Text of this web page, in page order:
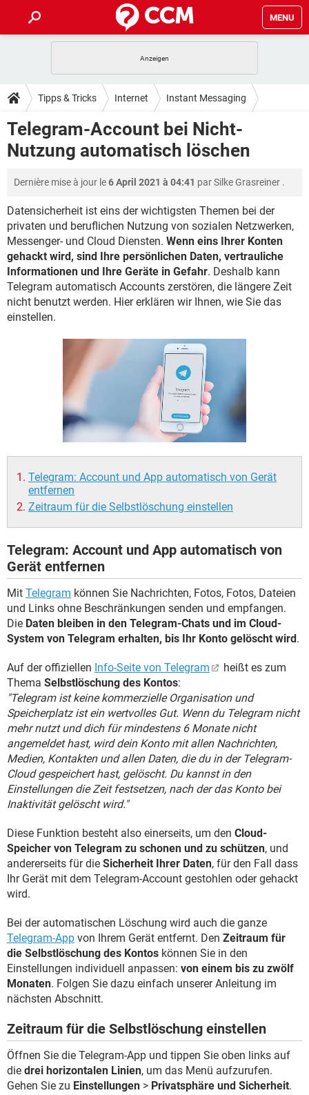
MENU
ANDROID IOS
WINDOWS 10 INSTAGRAM
WHATSAPP TIKTOK
TIPPS & TRICKS
SPIELE
ANDROID IOS
WHATSAPP TIKTOK
FACEBOOK HARDWARE
DOWNLOADS
SPIELE STREAMING
WHATSAPP TIKTOK
FACEBOOK HARDWARE
FORUM
SPIELE STREAMING
ANDROID IOS
WINDOWS 10 INSTAGRAM
WHATSAPP TIKTOK
FACEBOOK HARDWARE
SPIELE STREAMING
ANDROID IOS
WINDOWS 10 INSTAGRAM
WHATSAPP TIKTOK
FACEBOOK
Tipps & Tricks Internet Instant Messaging
Telegram-Account bei Nicht-
Nutzung automatisch löschen
Dernière mise à jour le6 April 2021 à 04:41 parSilke Grasreiner .
Datensicherheit ist eins der wichtigsten Themen bei der
privaten und beruflichen Nutzung von sozialen Netzwerken,
Messenger- und Cloud Diensten. Wenn eins Ihrer Konten
gehackt wird, sind Ihre persönlichen Daten, vertrauliche
Informationen und Ihre Geräte in Gefahr. Deshalb kann
Telegram automatisch Accounts zerstören, die längere Zeit
nicht benutzt werden. Hier erklären wir Ihnen, wie Sie das
einstellen.
Telegram: Account und App automatisch von Gerät
entfernen
Zeitraum für die Selbstlöschung einstellen
Telegram: Account und App automatisch von
Gerät entfernen
Mit Telegram können Sie Nachrichten, Fotos, Fotos, Dateien
und Links ohne Beschränkungen senden und empfangen.
Die Daten bleiben in den Telegram-Chats und im Cloud-
System von Telegram erhalten, bis Ihr Konto gelöscht wird.
Auf der offiziellen Info-Seite von Telegram
heißt es zum
Thema Selbstlöschung des Kontos:
"Telegram ist keine kommerzielle Organisation und
Speicherplatz ist ein wertvolles Gut. Wenn du Telegram nicht
mehr nutzt und dich für mindestens 6 Monate nicht
angemeldet hast, wird dein Konto mit allen Nachrichten,
Medien, Kontakten und allen Daten, die du in der Telegram-
Cloud gespeichert hast, gelöscht. Du kannst in den
Einstellungen die Zeit festsetzen, nach der das Konto bei
Inaktivität gelöscht wird."
Diese Funktion besteht also einerseits, um den Cloud-
Speicher von Telegram zu schonen und zu schützen, und
andererseits für die Sicherheit Ihrer Daten, für den Fall dass
Ihr Gerät mit dem Telegram-Account gestohlen oder gehackt
wird.
Bei der automatischen Löschung wird auch die ganze
Telegram-App von Ihrem Gerät entfernt. Den Zeitraum für
die Selbstlöschung des Kontos können Sie in den
Einstellungen individuell anpassen: von einem bis zu zwölf
Monaten. Folgen Sie dazu einfach unserer Anleitung im
nächsten Abschnitt.
Zeitraum für die Selbstlöschung einstellen
Öffnen Sie die Telegram-App und tippen Sie oben links auf
die drei horizontalen Linien, um das Menü aufzurufen.
Gehen Sie zu Einstellungen > Privatsphäre und Sicherheit.